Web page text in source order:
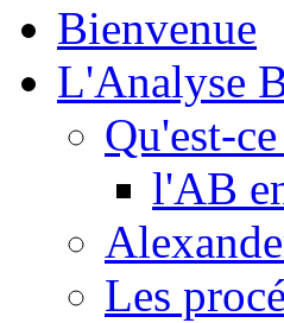
Bienvenue
L'Analyse
Qu'est-
l'AB
Les